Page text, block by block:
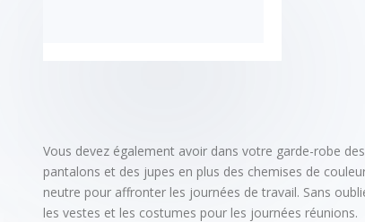
Vous devez également avoir dans votre garde-robe des
pantalons et des jupes en plus des chemises de
neutre pour affronter les journées de travail. Sans
les vestes et les costumes pour les journées réunions.